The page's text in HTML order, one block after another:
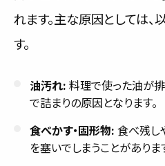
れます。主な原因としては
す。
油汚れ: 料理で使った油が
で詰まりの原因となります。
食べかす・固形物: 食べ残し
を塞いでしまうことがありま